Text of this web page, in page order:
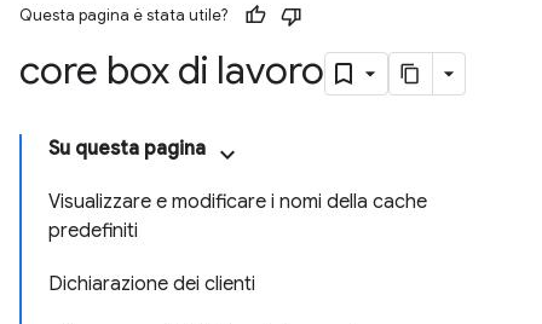
Questa pagina è stata utile?
core box di lavoro
Su questa pagina
Visualizzare e modificare i nomi della cache
predefiniti
Dichiarazione dei clienti